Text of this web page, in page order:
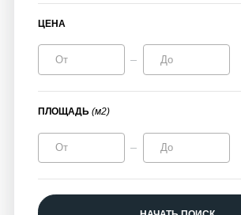
ЦЕНА
ПЛОЩАДЬ (м2)